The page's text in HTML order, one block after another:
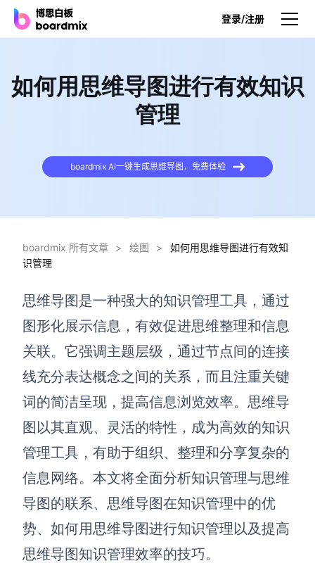
登录/注册
产品
博思白板SDK
博思设计
一体化产品设计工具
博思AIPPT
AI生成PPT，支持在线编辑
资源与下载
向团队介绍
博思白板boardmix
下载
客户端、插件
如何用思维导图进行有效知识
管理
boardmix AI一键生成思维导图，免费体验
boardmix 所有文章 > 绘图 >
如何用思维导图进行有效知
识管理
思维导图是一种强大的知识管理工具，通过
图形化展示信息，有效促进思维整理和信息
关联。它强调主题层级， 通过节点间的连接
线充分表达概念之间的关系， 而且 注重关键
词的简洁呈现，提高信息浏览效率。思维导
图以其直观、灵活的特性，成为高效的知识
管理工具，有助于组织、整理和分享复杂的
信息网络。本文将全面分析知识管理与思维
导图的联系、思维导图在知识管理中的优
势、如何用思维导图进行知识管理以及提高
思维导图知识管理效率的技巧。